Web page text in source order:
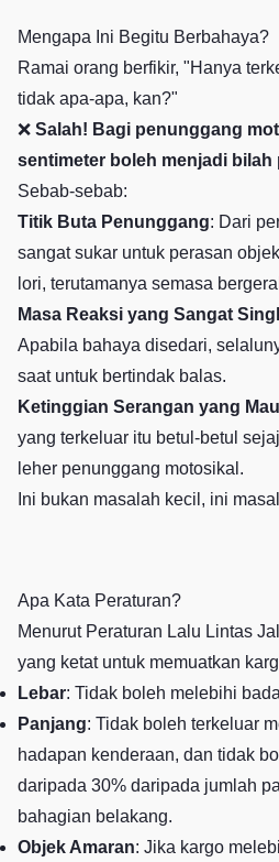
Mengapa Ini Begitu Berbahaya?
Ramai orang berfikir, "Hanya
tidak apa-apa, kan?"
❌ Salah! Bagi penunggang
sentimeter boleh menjadi bilah
Sebab-sebab:
Titik Buta Penunggang: Dari
sangat sukar untuk perasan
lori, terutamanya semasa
Masa Reaksi yang Sangat
Apabila bahaya disedari,
saat untuk bertindak balas.
Ketinggian Serangan yang
yang terkeluar itu betul-betul
leher penunggang motosikal.
Ini bukan masalah kecil, ini
Apa Kata Peraturan?
Menurut Peraturan Lalu Lintas
yang ketat untuk memuatkan
Lebar: Tidak boleh melebihi
Panjang: Tidak boleh terkeluar
hadapan kenderaan, dan tidak
daripada 30% daripada jumlah
bahagian belakang.
Objek Amaran: Jika kargo